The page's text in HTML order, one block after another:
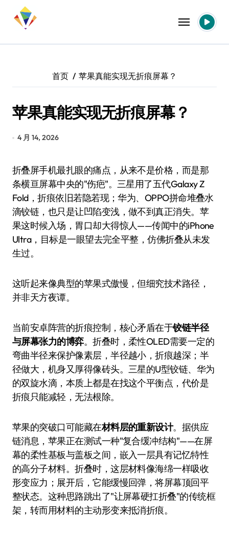
首页 苹果真能实现无折痕屏幕？
苹果真能实现无折痕屏幕？
4 月 14, 2026
折叠屏手机最扎眼的痛点，从来不是价格，而是那
条横亘屏幕中央的"伤疤"。三星用了五代Galaxy Z
Fold，折痕依旧若隐若现；华为、OPPO拼命堆叠水
滴铰链，也只是让凹陷变浅，做不到真正消失。苹
果这时候入场，胃口却大得惊人——传闻中的iPhone
Ultra，目标是一眼望去完全平整，仿佛折叠从未发
生过。
这听起来像典型的苹果式傲慢，但细究技术路径，
并非天方夜谭。
当前安卓阵营的折痕控制，核心矛盾在于铰链半径
与屏幕张力的博弈。折叠时，柔性OLED需要一定的
弯曲半径来保护像素层，半径越小，折痕越深；半
径做大，机身又厚得像砖头。三星的U型铰链、华为
的双旋水滴，本质上都是在找这个平衡点，代价是
折痕只能减轻，无法根除。
苹果的突破口可能藏在材料层的重新设计。据供应
链消息，苹果正在测试一种"复合缓冲结构"——在屏
幕的柔性基板与盖板之间，嵌入一层具有记忆特性
的高分子材料。折叠时，这层材料像海绵一样吸收
形变应力；展开后，它能缓慢回弹，将屏幕顶回平
整状态。这种思路跳出了"让屏幕硬扛折叠"的传统框
架，转而用材料的主动形变来抵消折痕。